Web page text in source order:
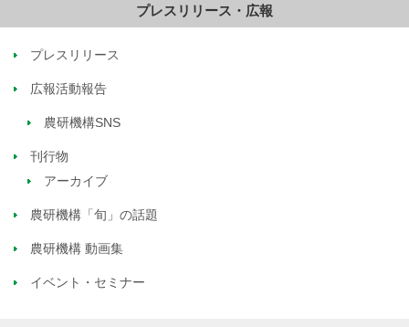
プレスリリース・広報
プレスリリース
広報活動報告
農研機構SNS
刊行物
アーカイブ
農研機構「旬」の話題
農研機構 動画集
イベント・セミナー